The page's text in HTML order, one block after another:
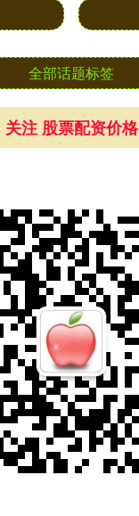
全部话题标签
关注 股票配资价格